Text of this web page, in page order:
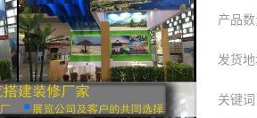
产品数
发货地
关键词